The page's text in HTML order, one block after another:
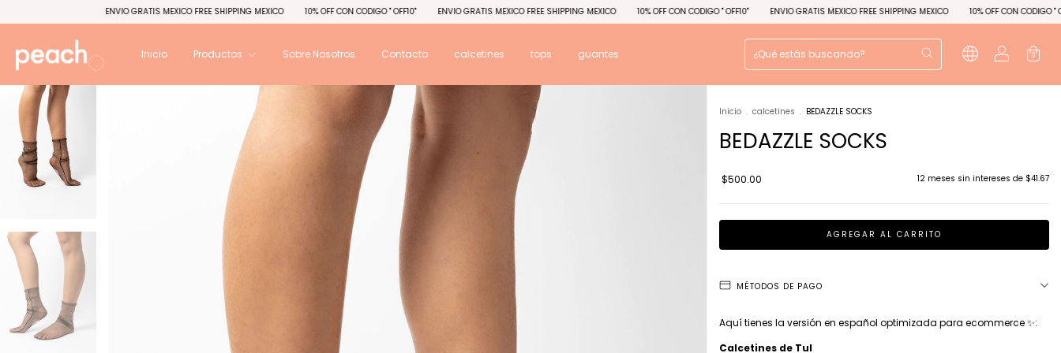
ENVIO GRATIS MEXICO FREE SHIPPING MEXICO 10% OFF CON CODIGO " OFF10" ENVIO GRATIS MEXICO FREE SHIPPING MEXICO 10% OFF CON CODIGO " OFF10" ENVIO GRATIS MEXICO FREE SHIPPING MEXICO 10% OFF CON CODIGO " OFF10" ENVIO
Inicio Productos Sobre Nosotros Contacto calcetines tops guantes 0
Inicio . calcetines . BEDAZZLE SOCKS
BEDAZZLE SOCKS
$500.00 12 meses sin intereses de $41.67
MÉTODOS DE PAGO
Aquí tienes la versión en español optimizada para ecommerce ✨:
Calcetines de Tul